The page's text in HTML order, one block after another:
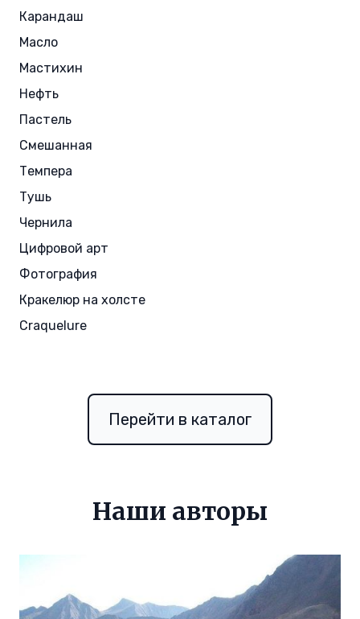
Карандаш
Масло
Мастихин
Нефть
Пастель
Смешанная
Темпера
Тушь
Чернила
Цифровой арт
Фотография
Кракелюр на холсте
Craquelure
Перейти в каталог
Наши авторы